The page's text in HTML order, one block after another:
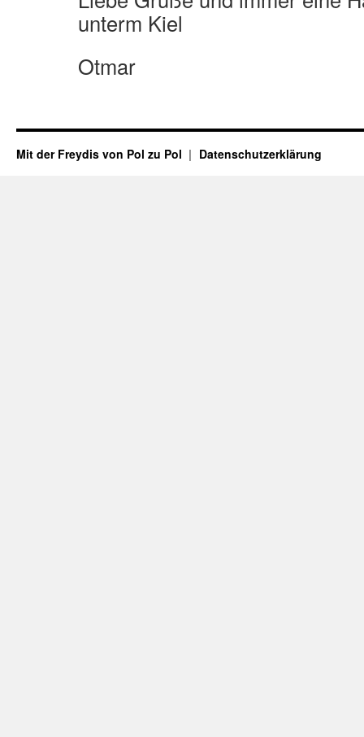
unterm Kiel
Otmar
Mit der Freydis von Pol zu Pol Datenschutzerklärung